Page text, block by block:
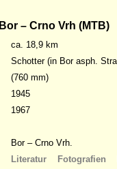
– Crno Vrh (MTB)
ca. 18,9 km
Schotter (in Bor asph.
(760 mm)
1945
1967
Bor – Crno Vrh.
Literatur Fotografien